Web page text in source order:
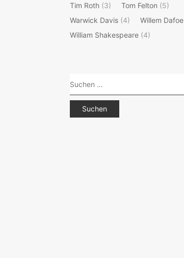
Tim Roth (3) Tom Felton (5)
Warwick Davis (4) Willem Dafoe
William Shakespeare (4)
Suchen